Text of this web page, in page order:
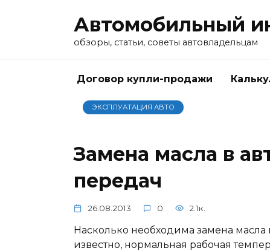
Автомобильный
обзоры, статьи, советы автовладельцам
Договор купли-продажи
ЭКСПЛУАТАЦИЯ АВТО
Замена масла в
передач
26.08.2013 0 2.1к.
Насколько необходима замена
известно, нормальная рабочая